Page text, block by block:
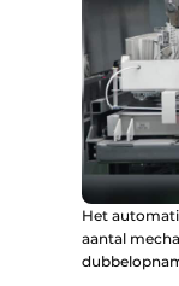
Het
aantal